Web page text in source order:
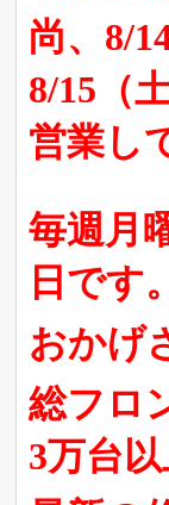
尚、8/
8/15（
営業し
毎週月
日です。
おかげ
総フロ
3万台